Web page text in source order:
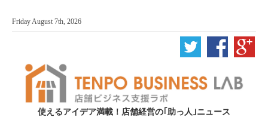
Friday August 7th, 2026
使えるアイデア満載！店舗経営の｢助っ人｣ニュース